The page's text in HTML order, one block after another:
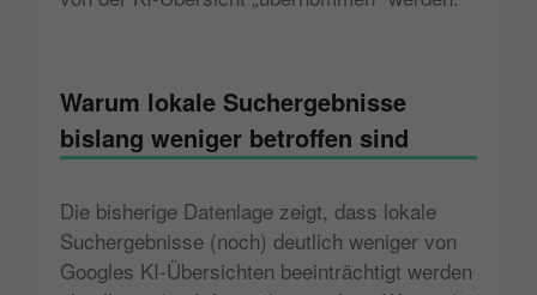
Warum lokale Suchergebnisse
bislang weniger betroffen sind
Die bisherige Datenlage zeigt, dass lokale
Suchergebnisse (noch) deutlich weniger von
Googles KI-Übersichten beeinträchtigt werden